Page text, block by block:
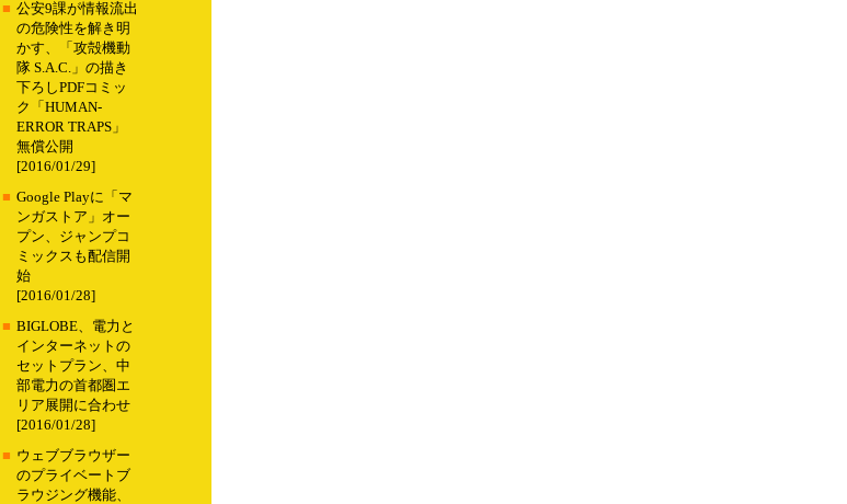
■ 公安9課が情報流出
の危険性を解き明
かす、「攻殻機動
隊 S.A.C.」の描き
下ろしPDFコミッ
ク「HUMAN-
ERROR TRAPS」
無償公開
[2016/01/29]
■ Google Playに「マ
ンガストア」オー
プン、ジャンプコ
ミックスも配信開
始
[2016/01/28]
■ BIGLOBE、電力と
インターネットの
セットプラン、中
部電力の首都圏エ
リア展開に合わせ
[2016/01/28]
■ ウェブブラウザー
のプライベートブ
ラウジング機能、